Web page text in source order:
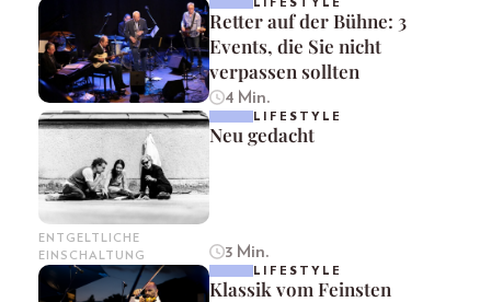
Retter auf der Bühne: 3
Events, die Sie nicht
verpassen sollten
4 Min.
ENTGELTLICHE
EINSCHALTUNG
LIFESTYLE
Neu gedacht
3 Min.
LIFESTYLE
Klassik vom Feinsten